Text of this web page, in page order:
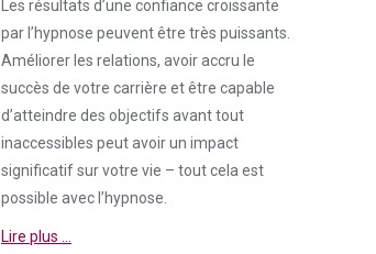
Les résultats d’une confiance croissante
par l’hypnose peuvent être très puissants.
Améliorer les relations, avoir accru le
succès de votre carrière et être capable
d’atteindre des objectifs avant tout
inaccessibles peut avoir un impact
significatif sur votre vie – tout cela est
possible avec l’hypnose.
Lire plus …